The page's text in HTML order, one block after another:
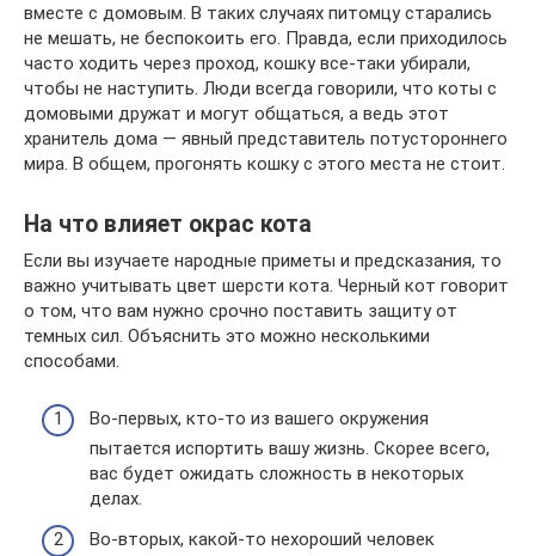
вместе с домовым. В таких случаях питомцу старались
не мешать, не беспокоить его. Правда, если приходилось
часто ходить через проход, кошку все-таки убирали,
чтобы не наступить. Люди всегда говорили, что коты с
домовыми дружат и могут общаться, а ведь этот
хранитель дома — явный представитель потустороннего
мира. В общем, прогонять кошку с этого места не стоит.
На что влияет окрас кота
Если вы изучаете народные приметы и предсказания, то
важно учитывать цвет шерсти кота. Черный кот говорит
о том, что вам нужно срочно поставить защиту от
темных сил. Объяснить это можно несколькими
способами.
Во-первых, кто-то из вашего окружения
пытается испортить вашу жизнь. Скорее всего,
вас будет ожидать сложность в некоторых
делах.
Во-вторых, какой-то нехороший человек